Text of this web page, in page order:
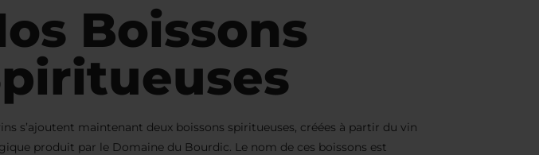
Boissons
s’ajoutent maintenant deux boissons spiritueuses, créées à partir du vin
produit par le Domaine du Bourdic. Le nom de ces boissons est